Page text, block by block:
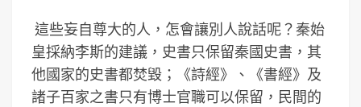
這些妄自尊大的人，怎會讓別人說話呢？秦始
皇採納李斯的建議，史書只保留秦國史書，其
他國家的史書都焚毀；《詩經》、《書經》及
諸子百家之書只有博士官職可以保留，民間的